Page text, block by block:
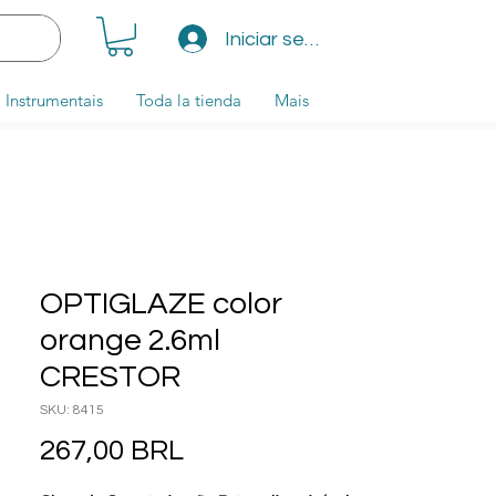
Iniciar sesión
Instrumentais Toda la tienda Mais
OPTIGLAZE color
orange 2.6ml
CRESTOR
SKU: 8415
267,00 BRL